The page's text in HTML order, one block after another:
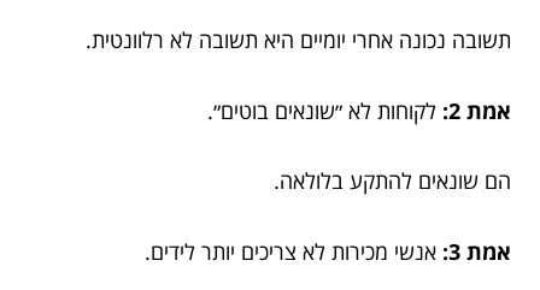
תשובה נכונה אחרי יומיים היא תשובה לא רלוונטית.
אמת 2: לקוחות לא ״שונאים בוטים״.
הם שונאים להתקע בלולאה.
אמת 3: אנשי מכירות לא צריכים יותר לידים.